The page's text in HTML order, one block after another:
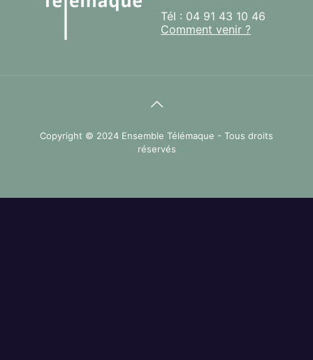
Tél : 04 91 43 10 46
Comment venir ?
Copyright © 2024 Ensemble Télémaque - Tous droits
réservés